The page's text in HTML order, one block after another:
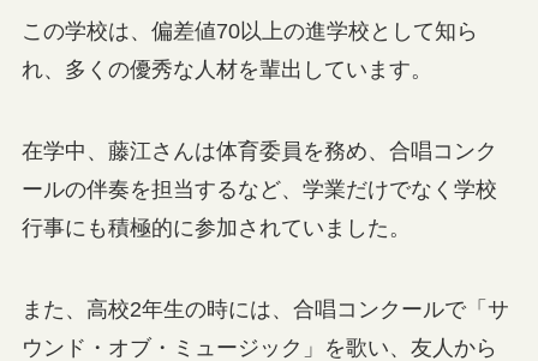
この学校は、偏差値70以上の進学校として知ら
れ、多くの優秀な人材を輩出しています。
在学中、藤江さんは体育委員を務め、合唱コンク
ールの伴奏を担当するなど、学業だけでなく学校
行事にも積極的に参加されていました。
また、高校2年生の時には、合唱コンクールで「サ
ウンド・オブ・ミュージック」を歌い、友人から